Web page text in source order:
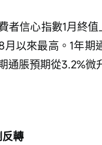
者信心指數1月終
以來最高。1年期
通脹預期從3.2%微
轉